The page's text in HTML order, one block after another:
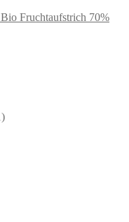
Bio Fruchtaufstrich 70%
1